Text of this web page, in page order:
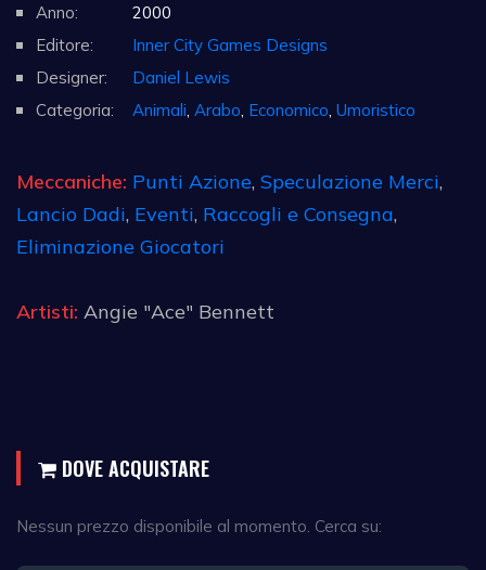
Anno:
2000
Editore:
Inner City Games Designs
Designer:
Daniel Lewis
Categoria:
Animali Arabo Economico Umoristico
Meccaniche: Punti Azione, Speculazione Merci,
Lancio Dadi, Eventi, Raccogli e Consegna,
Eliminazione Giocatori
Artisti: Angie "Ace" Bennett
DOVE ACQUISTARE
Nessun prezzo disponibile al momento. Cerca su: